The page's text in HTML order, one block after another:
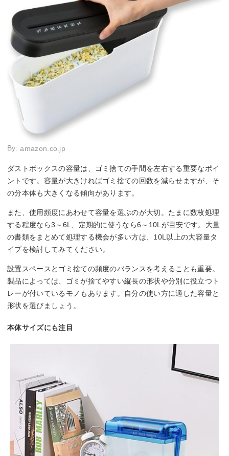
By:amazon.co.jp
ダストボックスの容量は、ゴミ捨ての手間を左右する重要なポイ
ントです。容量が大きければゴミ捨ての回数を減らせますが、そ
の分本体も大きくなる傾向があります。
また、使用頻度にあわせて容量を選ぶのが大切。たまに数枚処理
する程度なら3～6L、定期的に使うなら6～10Lが目安です。大量
の書類をまとめて処理する機会が多い方は、10L以上の大容量タ
イプを検討してみてください。
設置スペースとゴミ捨ての頻度のバランスを考えることも重要。
製品によっては、ゴミが捨てやすい縦長の形状や分別に役立つト
レーが付いているモノもあります。自分の使い方に適した容量と
形状を選びましょう。
本体サイズにも注目